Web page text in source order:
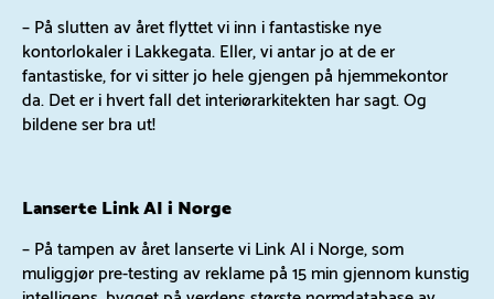
– På slutten av året flyttet vi inn i fantastiske nye
kontorlokaler i Lakkegata. Eller, vi antar jo at de er
fantastiske, for vi sitter jo hele gjengen på hjemmekontor
da. Det er i hvert fall det interiørarkitekten har sagt. Og
bildene ser bra ut!
Lanserte Link AI i Norge
– På tampen av året lanserte vi Link AI i Norge, som
muliggjør pre-testing av reklame på 15 min gjennom kunstig